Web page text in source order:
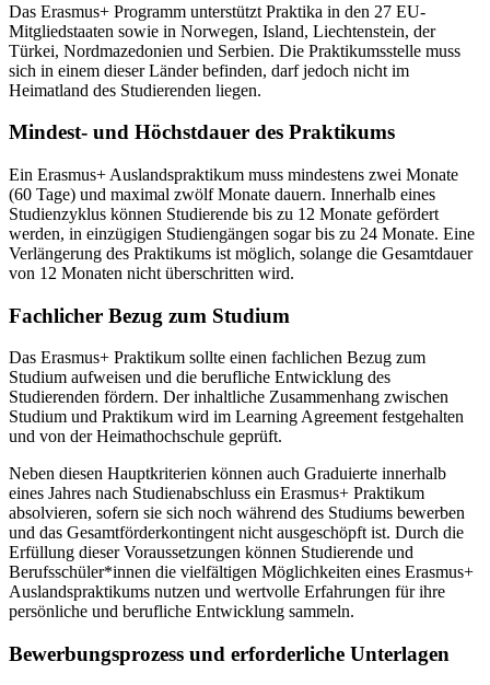
Das Erasmus+ Programm unterstützt Praktika in den 27 EU-
Mitgliedstaaten sowie in Norwegen, Island, Liechtenstein, der
Türkei, Nordmazedonien und Serbien. Die Praktikumsstelle muss
sich in einem dieser Länder befinden, darf jedoch nicht im
Heimatland des Studierenden liegen.
Mindest- und Höchstdauer des Praktikums
Ein Erasmus+ Auslandspraktikum muss mindestens zwei Monate
(60 Tage) und maximal zwölf Monate dauern. Innerhalb eines
Studienzyklus können Studierende bis zu 12 Monate gefördert
werden, in einzügigen Studiengängen sogar bis zu 24 Monate. Eine
Verlängerung des Praktikums ist möglich, solange die Gesamtdauer
von 12 Monaten nicht überschritten wird.
Fachlicher Bezug zum Studium
Das Erasmus+ Praktikum sollte einen fachlichen Bezug zum
Studium aufweisen und die berufliche Entwicklung des
Studierenden fördern. Der inhaltliche Zusammenhang zwischen
Studium und Praktikum wird im Learning Agreement festgehalten
und von der Heimathochschule geprüft.
Neben diesen Hauptkriterien können auch Graduierte innerhalb
eines Jahres nach Studienabschluss ein Erasmus+ Praktikum
absolvieren, sofern sie sich noch während des Studiums bewerben
und das Gesamtförderkontingent nicht ausgeschöpft ist. Durch die
Erfüllung dieser Voraussetzungen können Studierende und
Berufsschüler*innen die vielfältigen Möglichkeiten eines Erasmus+
Auslandspraktikums nutzen und wertvolle Erfahrungen für ihre
persönliche und berufliche Entwicklung sammeln.
Bewerbungsprozess und erforderliche Unterlagen